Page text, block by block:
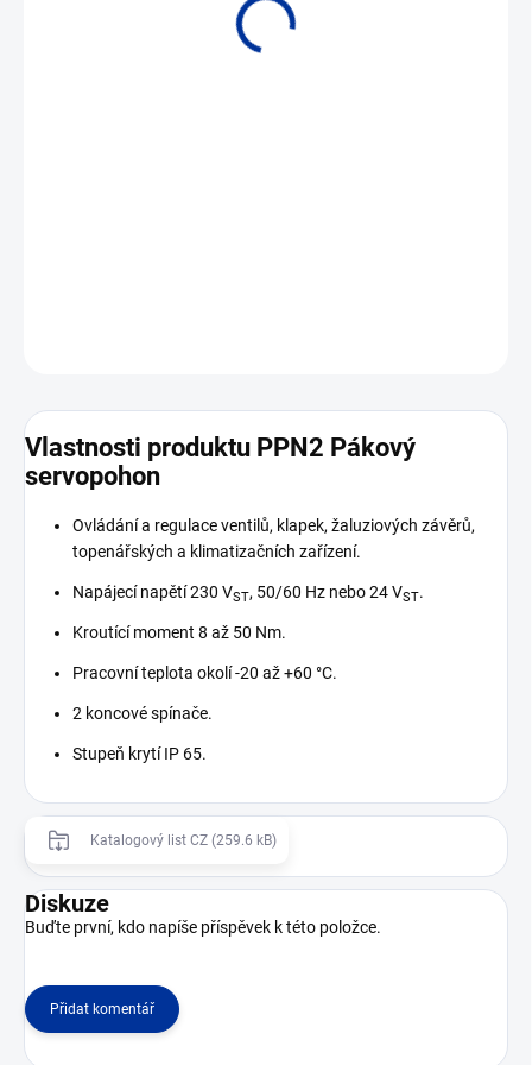
Vlastnosti produktu PPN2 Pákový
servopohon
Ovládání a regulace ventilů, klapek, žaluziových závěrů,
topenářských a klimatizačních zařízení.
Napájecí napětí 230 VST, 50/60 Hz nebo 24 VST.
Kroutící moment 8 až 50 Nm.
Pracovní teplota okolí -20 až +60 °C.
2 koncové spínače.
Stupeň krytí IP 65.
Katalogový list CZ (259.6 kB)
Diskuze
Buďte první, kdo napíše příspěvek k této položce.
Přidat komentář